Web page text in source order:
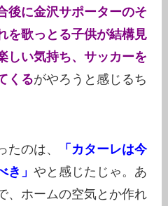
後に金沢サポーターのそ
を歌っとる子供が結構見
しい気持ち、サッカーを
くるがやろうと感じるち
たのは、
「カターレは今
き」やと感じたじゃ。あ
、ホームの空気とか作れ